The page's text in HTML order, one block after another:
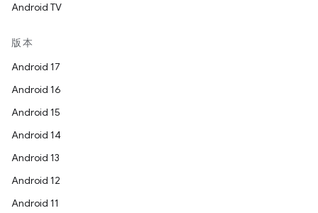
Android TV
版本
Android 17
Android 16
Android 15
Android 14
Android 13
Android 12
Android 11